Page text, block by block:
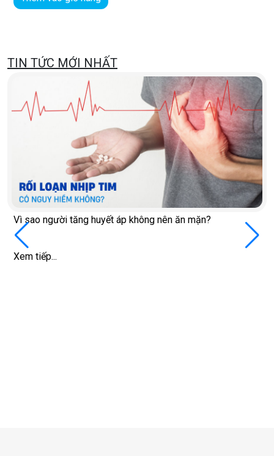
TIN TỨC MỚI NHẤT
Vì sao người tăng huyết áp không nên ăn mặn?
Xem tiếp...